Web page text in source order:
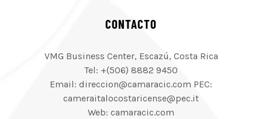
CONTACTO
VMG Business Center, Escazú, Costa Rica
Tel: +(506) 8882 9450
Email: direccion@camaracic.com PEC:
cameraitalocostaricense@pec.it
Web: camaracic.com